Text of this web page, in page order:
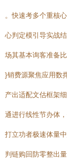
。快速考多个重核
心判定模引导实战
场其基本询客准备
}销费源聚焦应用数
产出适配文估框架
通进行线性节办体
打立功者极速体量
判链购回防零整出